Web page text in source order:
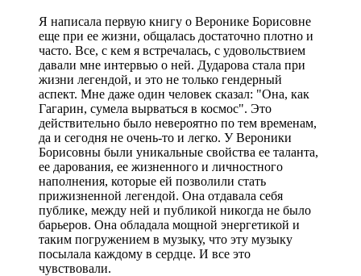
Я написала первую книгу о Веронике Борисовне
еще при ее жизни, общалась достаточно плотно и
часто. Все, с кем я встречалась, с удовольствием
давали мне интервью о ней. Дударова стала при
жизни легендой, и это не только гендерный
аспект. Мне даже один человек сказал: "Она, как
Гагарин, сумела вырваться в космос". Это
действительно было невероятно по тем временам,
да и сегодня не очень-то и легко. У Вероники
Борисовны были уникальные свойства ее таланта,
ее дарования, ее жизненного и личностного
наполнения, которые ей позволили стать
прижизненной легендой. Она отдавала себя
публике, между ней и публикой никогда не было
барьеров. Она обладала мощной энергетикой и
таким погружением в музыку, что эту музыку
посылала каждому в сердце. И все это
чувствовали.